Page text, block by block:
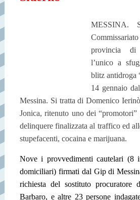
MESSINA.
provincia di
l’unico a
blitz antidroga
14 gennaio
Messina. Si tratta di Domenico
Jonica, ritenuto uno dei “promotori”
delinquere finalizzata al traffico ed
stupefacenti, cocaina e marijuana.
Nove i provvedimenti cautelari (8
domiciliari) firmati dal Gip di
richiesta del sostituto procuratore
Barbaro, e altre 23 persone